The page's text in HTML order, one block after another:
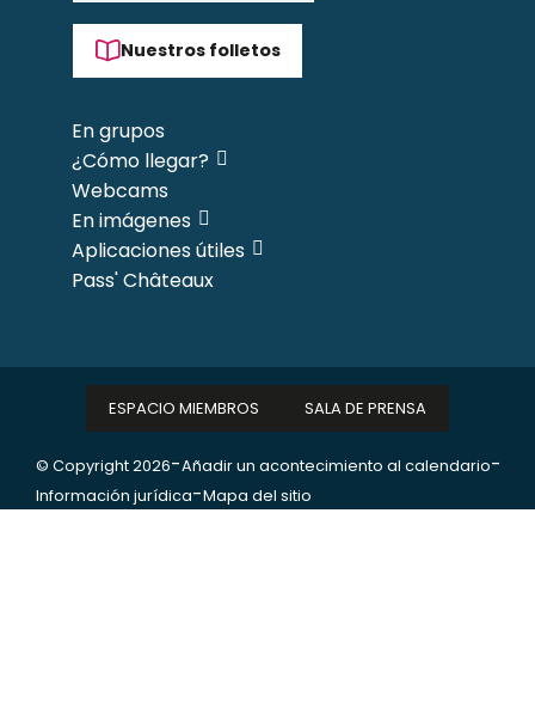
Nuestros folletos
En grupos
¿Cómo llegar?
Webcams
En imágenes
Aplicaciones útiles
Pass' Châteaux
© Copyright 2026-Añadir un acontecimiento al calendario-
Información jurídica-Mapa del sitio
ESPACIO MIEMBROS SALA DE PRENSA